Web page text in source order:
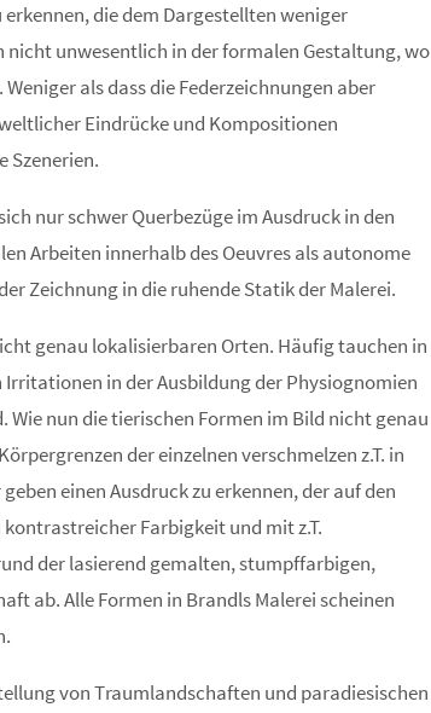
die dem Dargestellten weniger
nicht unwesentlich in der formalen Gestaltung, wo
als dass die Federzeichnungen aber
Eindrücke und Kompositionen
Szenerien.
nur schwer Querbezüge im Ausdruck in den
Arbeiten innerhalb des Oeuvres als autonome
Zeichnung in die ruhende Statik der Malerei.
genau lokalisierbaren Orten. Häufig tauchen in
in der Ausbildung der Physiognomien
nun die tierischen Formen im Bild nicht genau
der einzelnen verschmelzen z.T. in
einen Ausdruck zu erkennen, der auf den
Farbigkeit und mit z.T.
der lasierend gemalten, stumpffarbigen,
ab. Alle Formen in Brandls Malerei scheinen
von Traumlandschaften und paradiesischen